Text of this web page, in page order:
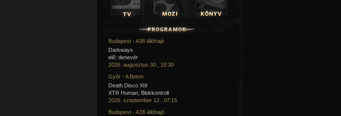
Budapest - A38 állóhajó
Darkways
elő: denevér
2026. augusztus 30., 18:30
Győr - A Beton
Death Disco XIII
XTR Human, Blokkontroll
2026. szeptember 12., 07:15
Budapest - A38 állóhajó